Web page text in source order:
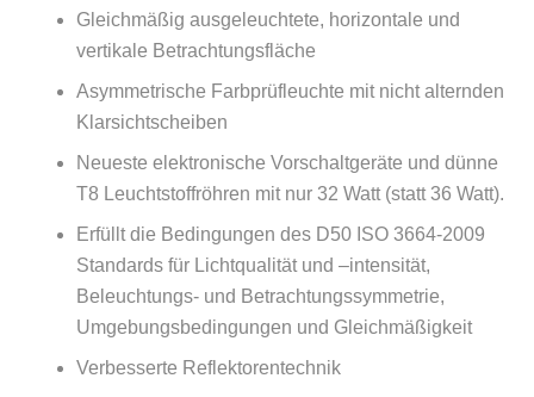
Gleichmäßig ausgeleuchtete, horizontale und
vertikale Betrachtungsfläche
Asymmetrische Farbprüfleuchte mit nicht alternden
Klarsichtscheiben
Neueste elektronische Vorschaltgeräte und dünne
T8 Leuchtstoffröhren mit nur 32 Watt (statt 36 Watt).
Erfüllt die Bedingungen des D50 ISO 3664-2009
Standards für Lichtqualität und –intensität,
Beleuchtungs- und Betrachtungssymmetrie,
Umgebungsbedingungen und Gleichmäßigkeit
Verbesserte Reflektorentechnik